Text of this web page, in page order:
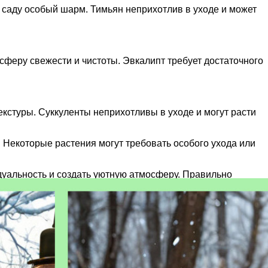
особый шарм. Тимьян неприхотлив в уходе и может
свежести и чистоты. Эвкалипт требует достаточного
Суккуленты неприхотливы в уходе и могут расти
растения могут требовать особого ухода или
и создать уютную атмосферу. Правильно